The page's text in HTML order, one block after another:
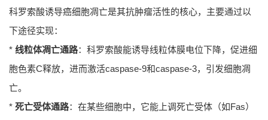
科罗索酸诱导癌细胞凋亡是其抗肿瘤活性的核心，主要通过以
下途径实现：
* 线粒体凋亡通路：科罗索酸能诱导线粒体膜电位下降，促进细
胞色素C释放，进而激活caspase-9和caspase-3，引发细胞凋
亡。
* 死亡受体通路：在某些细胞中，它能上调死亡受体（如Fas）